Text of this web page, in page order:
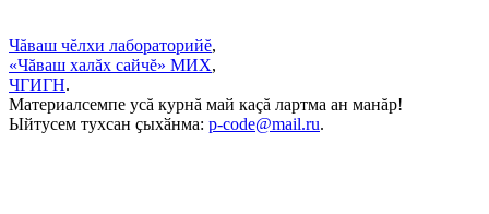
Чăваш чĕлхи лабораторийĕ,
«Чăваш халăх сайчĕ» МИХ,
ЧГИГН.
Материалсемпе усă курнă май каçă лартма ан манăр!
Ыйтусем тухсан ҫыхӑнма: p-code@mail.ru.